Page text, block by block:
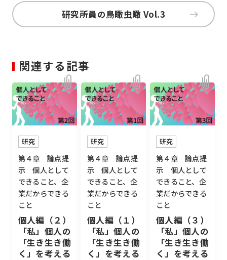
研究所員の鳥瞰虫瞰 Vol.3
関連する記事
研究
第４章 論点提
示 個人として
できること、企
業だからできる
こと
個人編（２）
「私」個人の
「生き生き働
く」を考える
研究
第４章 論点提
示 個人として
できること、企
業だからできる
こと
個人編（１）
「私」個人の
「生き生き働
く」を考える
研究
第４章 論点提
示 個人として
できること、企
業だからできる
こと
個人編（３）
「私」個人の
「生き生き働
く」を考える